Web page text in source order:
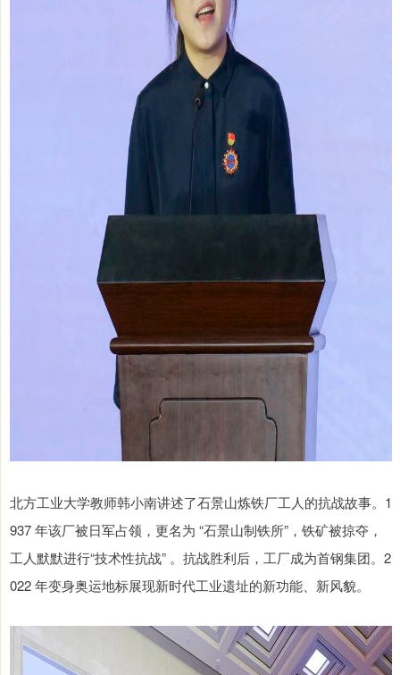
北方工业大学教师韩小南讲述了石景山炼铁厂工人的抗战故事。1
937 年该厂被日军占领，更名为 “石景山制铁所”，铁矿被掠夺，
工人默默进行“技术性抗战” 。抗战胜利后，工厂成为首钢集团。2
022 年变身奥运地标展现新时代工业遗址的新功能、新风貌。